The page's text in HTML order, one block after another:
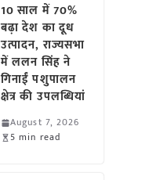
10 साल में 70%
बढ़ा देश का दूध
उत्पादन, राज्यसभा
में ललन सिंह ने
गिनाईं पशुपालन
क्षेत्र की उपलब्धियां
August 7, 2026
5 min read